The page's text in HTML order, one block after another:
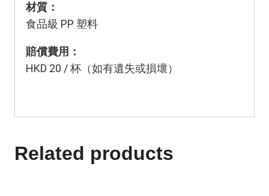
材質：
食品級 PP 塑料
賠償費用：
HKD 20 / 杯（如有遺失或損壞）
Related products